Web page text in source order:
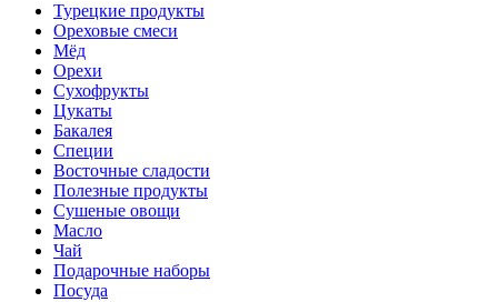
Турецкие продукты
Ореховые смеси
Мёд
Орехи
Сухофрукты
Цукаты
Бакалея
Специи
Восточные сладости
Полезные продукты
Сушеные овощи
Масло
Чай
Подарочные наборы
Посуда